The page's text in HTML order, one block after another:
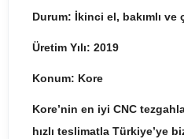
Durum: İkinci el, bakımlı ve
Üretim Yılı: 2019
Konum: Kore
Kore’nin en iyi CNC
hızlı teslimatla Türkiye’ye